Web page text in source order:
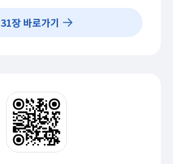
31장 바로가기